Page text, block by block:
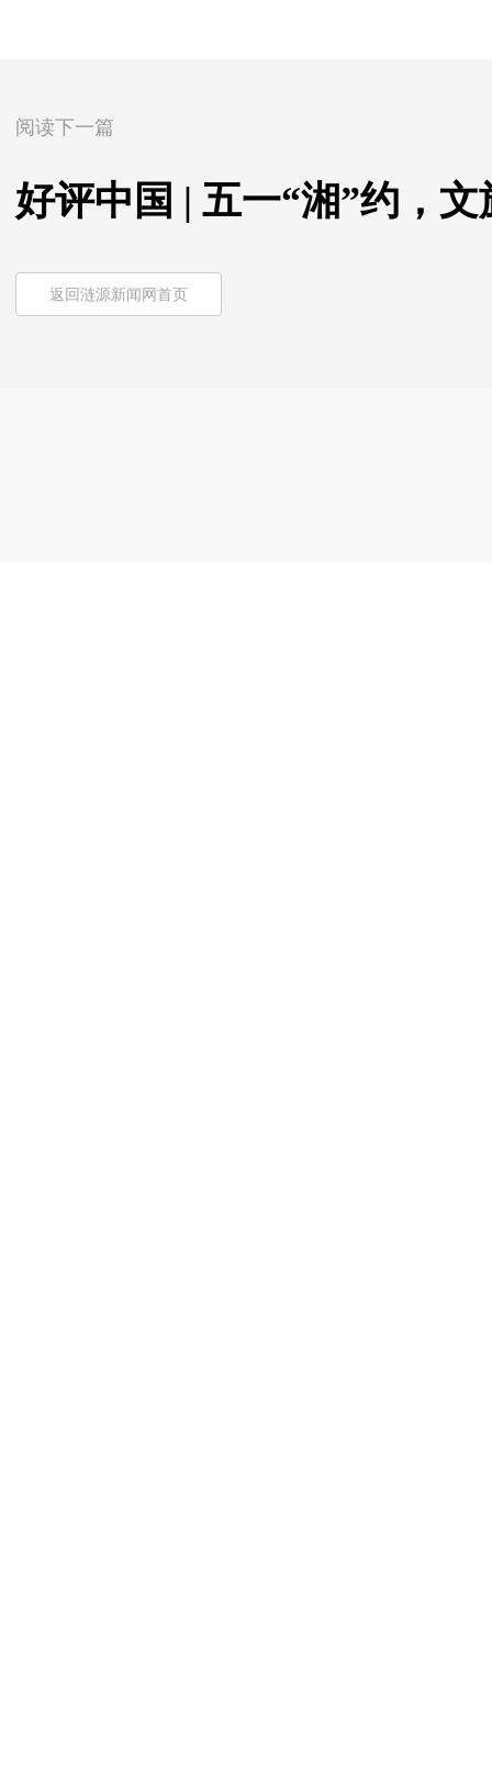
阅读下一篇
好评中国 | 五一“湘”约，
返回涟源新闻网首页